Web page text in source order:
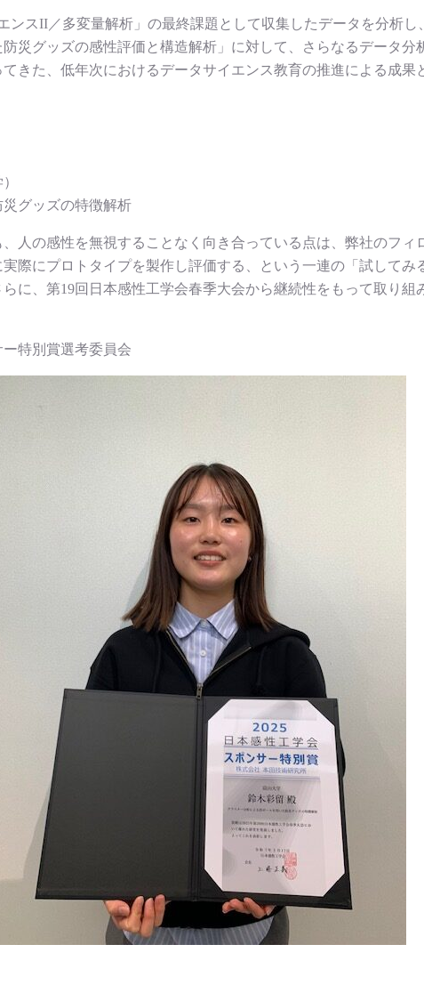
ンスII／多変量解析」の最終課題として収集したデータを分析
災グッズの感性評価と構造解析」に対して、さらなるデータ
きた、低年次におけるデータサイエンス教育の推進による成果
グッズの特徴解析
人の感性を無視することなく向き合っている点は、弊社のフ
際にプロトタイプを製作し評価する、という一連の「試して
に、第19回日本感性工学会春季大会から継続性をもって取り
特別賞選考委員会